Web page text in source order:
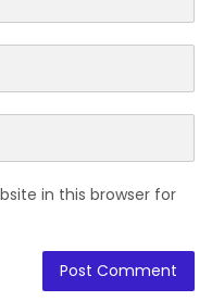
in this browser for